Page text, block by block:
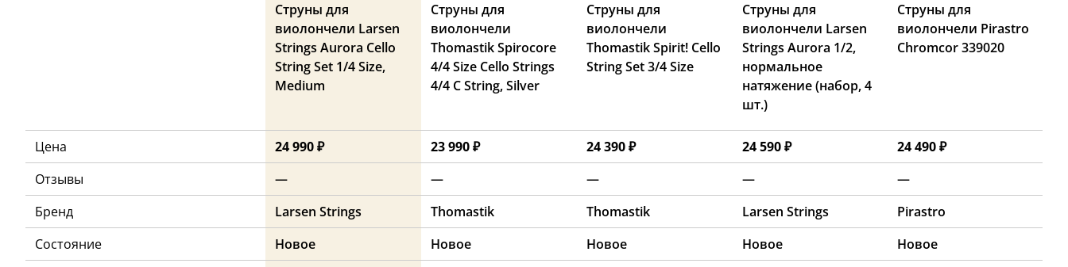
Струны для
виолончели Larsen
Strings Aurora Cello
String Set 1/4 Size,
Medium
Струны для
виолончели
Thomastik Spirocore
4/4 Size Cello Strings
4/4 C String, Silver
Струны для
виолончели
Thomastik Spirit! Cello
String Set 3/4 Size
Струны для
виолончели Larsen
Strings Aurora 1/2,
нормальное
натяжение (набор, 4
шт.)
Струны для
виолончели Pirastro
Chromcor 339020
Цена 24 990 ₽ 23 990 ₽ 24 390 ₽ 24 590 ₽
24 490 ₽
Отзывы
— — — —
—
Бренд
Larsen Strings Thomastik Thomastik Larsen Strings
Pirastro
Состояние
Новое Новое Новое Новое
Новое